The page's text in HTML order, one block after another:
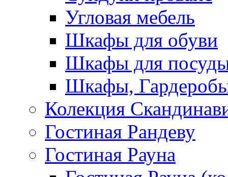
Угловая мебель
Шкафы для обуви
Шкафы для
Шкафы,
Колекция
Гостиная Рандеву
Гостиная Рауна